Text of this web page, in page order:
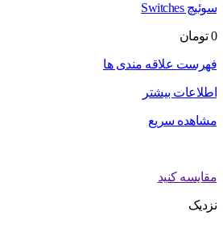
سوئیچ Switches
0 تومان
فهرست علاقه مندی ها
اطلاعات بیشتر
مشاهده سریع
مقایسه کنید
نزدیک